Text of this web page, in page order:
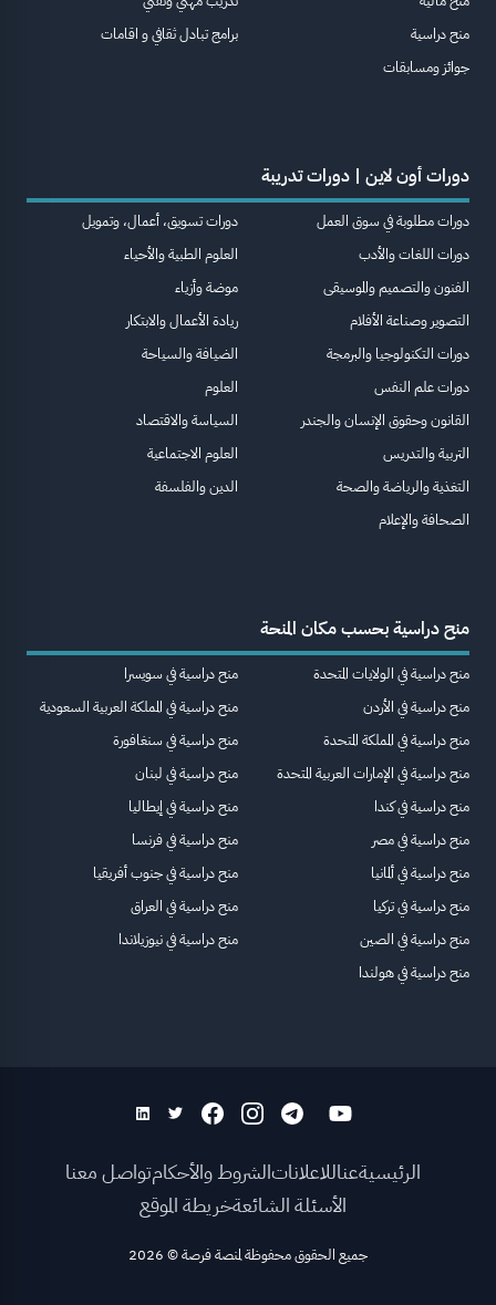
منح دراسية
جوائز ومسابقات
برامج تبادل ثقافي و اقامات
دورات أون لاين | دورات تدريبة
دورات مطلوبة في سوق العمل
دورات اللغات والأدب
الفنون والتصميم والموسيقى
التصوير وصناعة الأفلام
دورات التكنولوجيا والبرمجة
دورات علم النفس
القانون وحقوق الإنسان والجندر
التربية والتدريس
التغذية والرياضة والصحة
الصحافة والإعلام
دورات تسويق، أعمال، وتمويل
العلوم الطبية والأحياء
موضة وأزياء
ريادة الأعمال والابتكار
الضيافة والسياحة
العلوم
السياسة والاقتصاد
العلوم الاجتماعية
الدين والفلسفة
منح دراسية بحسب مكان المنحة
منح دراسية في الولايات المتحدة
منح دراسية في الأردن
منح دراسية في المملكة المتحدة
منح دراسية في الإمارات العربية المتحدة
منح دراسية في كندا
منح دراسية في مصر
منح دراسية في ألمانيا
منح دراسية في تركيا
منح دراسية في الصين
منح دراسية في هولندا
منح دراسية في سويسرا
منح دراسية في المملكة العربية السعودية
منح دراسية في سنغافورة
منح دراسية في لبنان
منح دراسية في إيطاليا
منح دراسية في فرنسا
منح دراسية في جنوب أفريقيا
منح دراسية في العراق
منح دراسية في نيوزيلاندا
الرئيسيةعناللاعلاناتالشروط والأحكامتواصل معنا
الأسئلة الشائعةخريطة الموقع
جميع الحقوق محفوظة لمنصة فرصة©
2026